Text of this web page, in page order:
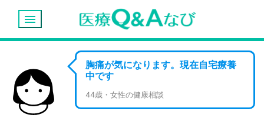
menu
胸痛が気になります。現在自宅療養
中です
44歳・女性の健康相談